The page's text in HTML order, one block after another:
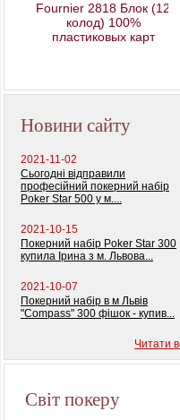
Fournier 2818 Блок (12
колод) 100%
пластиковых карт
Новини сайту
2021-11-02
Сьогодні відправили
професійний покерний набір
Poker Star 500 у м....
2021-10-15
Покерний набір Poker Star 300
купила Ірина з м. Львова...
2021-10-07
Покерний набір в м Львів
"Compass" 300 фішок - купив...
Читати
Світ покеру